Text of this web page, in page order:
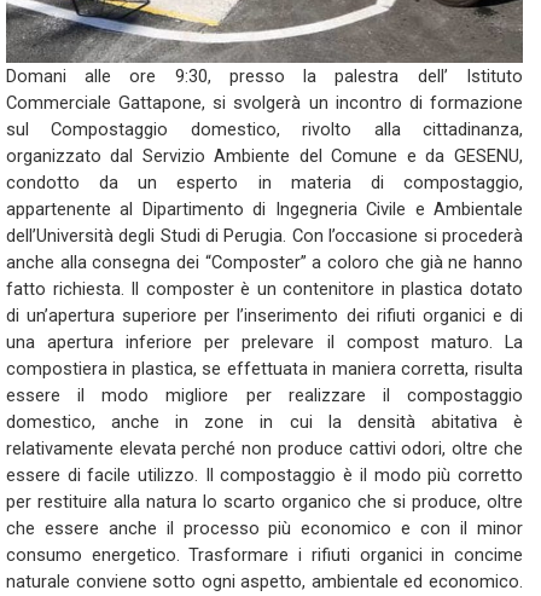
Domani alle ore 9:30, presso la palestra dell’ Istituto
Commerciale Gattapone, si svolgerà un incontro di formazione
sul Compostaggio domestico, rivolto alla cittadinanza,
organizzato dal Servizio Ambiente del Comune e da GESENU,
condotto da un esperto in materia di compostaggio,
appartenente al Dipartimento di Ingegneria Civile e Ambientale
dell’Università degli Studi di Perugia. Con l’occasione si procederà
anche alla consegna dei “Composter” a coloro che già ne hanno
fatto richiesta. Il composter è un contenitore in plastica dotato
di un’apertura superiore per l’inserimento dei rifiuti organici e di
una apertura inferiore per prelevare il compost maturo. La
compostiera in plastica, se effettuata in maniera corretta, risulta
essere il modo migliore per realizzare il compostaggio
domestico, anche in zone in cui la densità abitativa è
relativamente elevata perché non produce cattivi odori, oltre che
essere di facile utilizzo. Il compostaggio è il modo più corretto
per restituire alla natura lo scarto organico che si produce, oltre
che essere anche il processo più economico e con il minor
consumo energetico. Trasformare i rifiuti organici in concime
naturale conviene sotto ogni aspetto, ambientale ed economico.